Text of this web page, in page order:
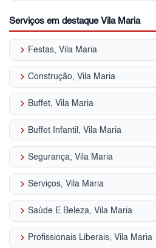
Serviços em destaque Vila Maria
keyboard_arrow_right Festas, Vila Maria
keyboard_arrow_right Construção, Vila Maria
keyboard_arrow_right Buffet, Vila Maria
keyboard_arrow_right Buffet Infantil, Vila Maria
keyboard_arrow_right Segurança, Vila Maria
keyboard_arrow_right Serviços, Vila Maria
keyboard_arrow_right Saúde E Beleza, Vila Maria
keyboard_arrow_right Profissionais Liberais, Vila Maria